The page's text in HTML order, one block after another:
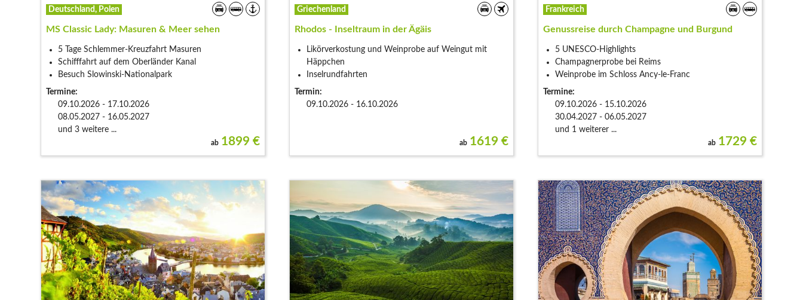
Deutschland, Polen
MS Classic Lady: Masuren & Meer sehen
5 Tage Schlemmer-Kreuzfahrt Masuren
Schifffahrt auf dem Oberländer Kanal
Besuch Slowinski-Nationalpark
Termine:
09.10.2026 - 17.10.2026
08.05.2027 - 16.05.2027
und 3 weitere ...
ab 1899 €
Griechenland
Rhodos - Inseltraum in der Ägäis
Likörverkostung und Weinprobe auf Weingut mit
Häppchen
Inselrundfahrten
Termin:
09.10.2026 - 16.10.2026
ab 1619 €
Frankreich
Genussreise durch Champagne und Burgund
5 UNESCO-Highlights
Champagnerprobe bei Reims
Weinprobe im Schloss Ancy-le-Franc
Termine:
09.10.2026 - 15.10.2026
30.04.2027 - 06.05.2027
und 1 weiterer ...
ab 1729 €